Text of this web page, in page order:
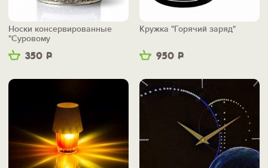
350 Р
Носки консервированные
"Суровому
железнодорожнику"
950 Р
Кружка "Горячий заряд"